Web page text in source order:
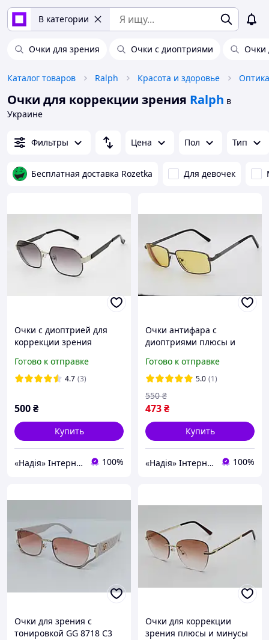
В категории
Очки для зрения Очки с диоптриями Очки
Каталог товаров Ralph Красота и здоровье
Очки для коррекции зрения Ralph в
Украине
Фильтры Цена Пол Тип
Бесплатная доставка Rozetka Для девочек
Очки с диоптрией для
коррекции зрения
минусы
Готово к отправке
4.7 (3)
500₴
Купить
«Надія» Інтернет-Магазин 100%
Очки антифара с
диоптриями плюсы и
Готово к отправке
5.0 (1)
473₴
550 ₴
Купить
«Надія» Інтернет-Магазин 100%
Очки для зрения с
тонировкой GG 8718 C3
Очки для коррекции
зрения плюсы и минусы